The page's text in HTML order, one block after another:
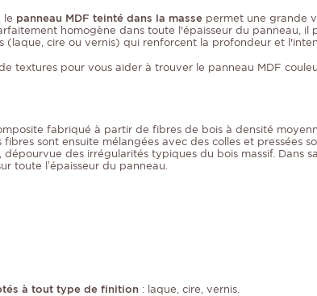
le panneau MDF teinté dans la massepermet une grande
homogène dans toute l'épaisseur du panneau,
cire ou vernis) qui renforcent la profondeur et
textures pour vous aider à trouver le panneau MDF
fabriqué à partir de fibres de bois à densité
sont ensuite mélangées avec des colles et pressées
dépourvue des irrégularités typiques du bois massif. Dans
toute l’épaisseur du panneau.
à tout type de finition: laque, cire, vernis.